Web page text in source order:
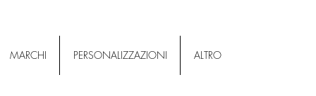
MARCHI PERSONALIZZAZIONI ALTRO